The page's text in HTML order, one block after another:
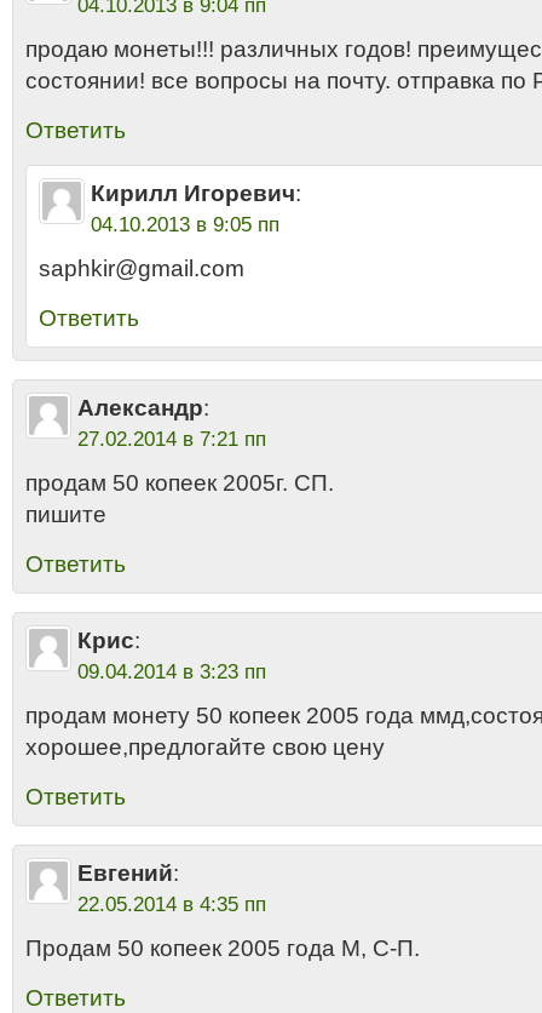
04.10.2013 в 9:04 пп
продаю монеты!!! различных годов!
состоянии! все вопросы на почту. отправка по
Ответить
Кирилл Игоревич:
04.10.2013 в 9:05 пп
saphkir@gmail.com
Ответить
Александр:
27.02.2014 в 7:21 пп
продам 50 копеек 2005г. СП.
пишите
Ответить
Крис:
09.04.2014 в 3:23 пп
продам монету 50 копеек 2005 года
хорошее,предлогайте свою цену
Ответить
Евгений:
22.05.2014 в 4:35 пп
Продам 50 копеек 2005 года М, С-П.
Ответить